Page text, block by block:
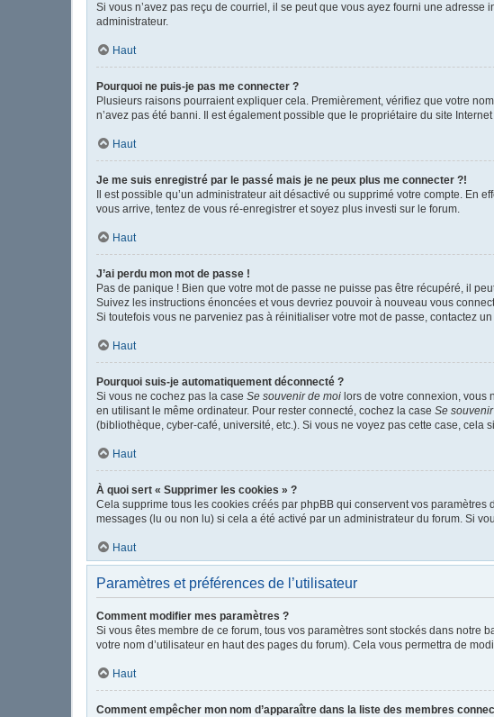
Si vous n’avez pas reçu de courriel, il se peut que vous ayez fourni une
administrateur.
Haut
Pourquoi ne puis-je pas me connecter ?
Plusieurs raisons pourraient expliquer cela. Premièrement, vérifiez que votre
n’avez pas été banni. Il est également possible que le propriétaire du site
Haut
Je me suis enregistré par le passé mais je ne peux plus me connecter ?!
Il est possible qu’un administrateur ait désactivé ou supprimé votre compte.
vous arrive, tentez de vous ré-enregistrer et soyez plus investi sur le forum.
Haut
J’ai perdu mon mot de passe !
Pas de panique ! Bien que votre mot de passe ne puisse pas être récupéré, il
Suivez les instructions énoncées et vous devriez pouvoir à nouveau vous
Si toutefois vous ne parveniez pas à réinitialiser votre mot de passe, contactez
Haut
Pourquoi suis-je automatiquement déconnecté ?
Si vous ne cochez pas la case Se souvenir de moi lors de votre connexion, vous
en utilisant le même ordinateur. Pour rester connecté, cochez la case Se
(bibliothèque, cyber-café, université, etc.). Si vous ne voyez pas cette case, cela
Haut
À quoi sert « Supprimer les cookies » ?
Cela supprime tous les cookies créés par phpBB qui conservent vos
messages (lu ou non lu) si cela a été activé par un administrateur du forum. Si
Haut
Paramètres et préférences de l’utilisateur
Comment modifier mes paramètres ?
Si vous êtes membre de ce forum, tous vos paramètres sont stockés dans notre
votre nom d’utilisateur en haut des pages du forum). Cela vous permettra de
Haut
Comment empêcher mon nom d’apparaître dans la liste des membres